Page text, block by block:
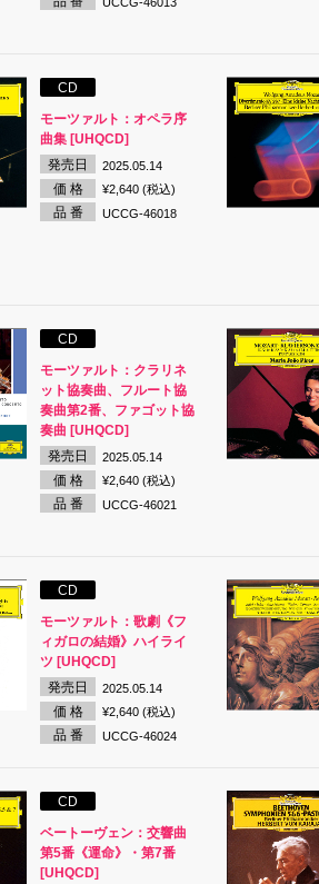
CD
モーツァルト：オペラ序
曲集 [UHQCD]
発売日
2025.05.14
価 格 ¥2,640 (税込)
品 番 UCCG-46018
CD
モーツァルト：クラリネ
ット協奏曲、フルート協
奏曲第2番、ファゴット協
奏曲 [UHQCD]
発売日
2025.05.14
価 格 ¥2,640 (税込)
品 番 UCCG-46021
CD
モーツァルト：歌劇《フ
ィガロの結婚》ハイライ
ツ [UHQCD]
発売日
2025.05.14
価 格 ¥2,640 (税込)
品 番 UCCG-46024
CD
ベートーヴェン：交響曲
第5番《運命》・第7番
[UHQCD]